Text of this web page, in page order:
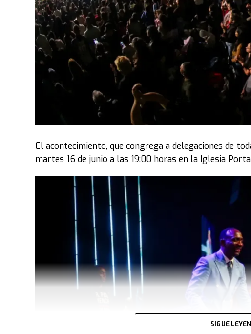
El acontecimiento, que congrega a delegaciones de
martes 16 de junio a las 19:00 horas en la Iglesia
SIGUE